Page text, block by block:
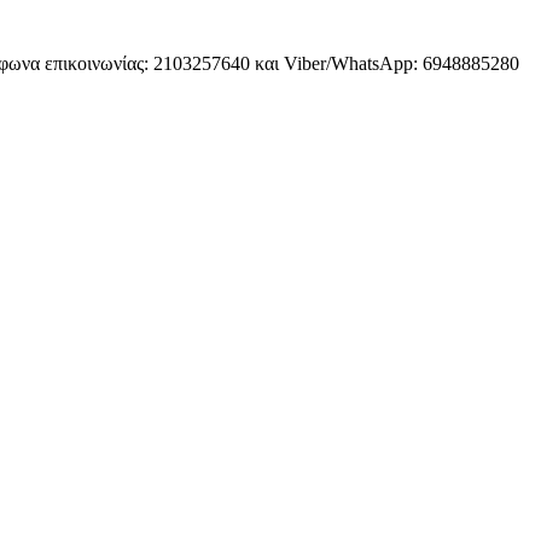
επικοινωνίας: 2103257640 και Viber/WhatsApp: 6948885280